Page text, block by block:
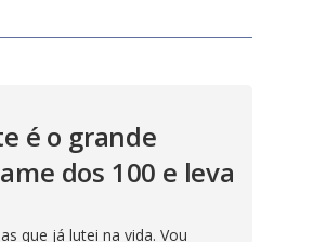
é o grande
dos 100 e leva
que já lutei na vida. Vou